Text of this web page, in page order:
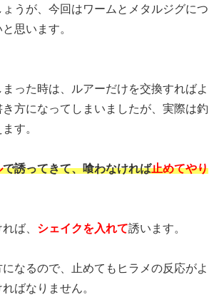
うが、今回はワームとメタルジグにつ
思います。
った時は、ルアーだけを交換すればよ
方になってしまいましたが、実際は釣
す。
で誘ってきて、喰わなければ止めてやり
ば、 シェイクを入れて誘います。
になるので、止めてもヒラメの反応がよ
ばなりません。